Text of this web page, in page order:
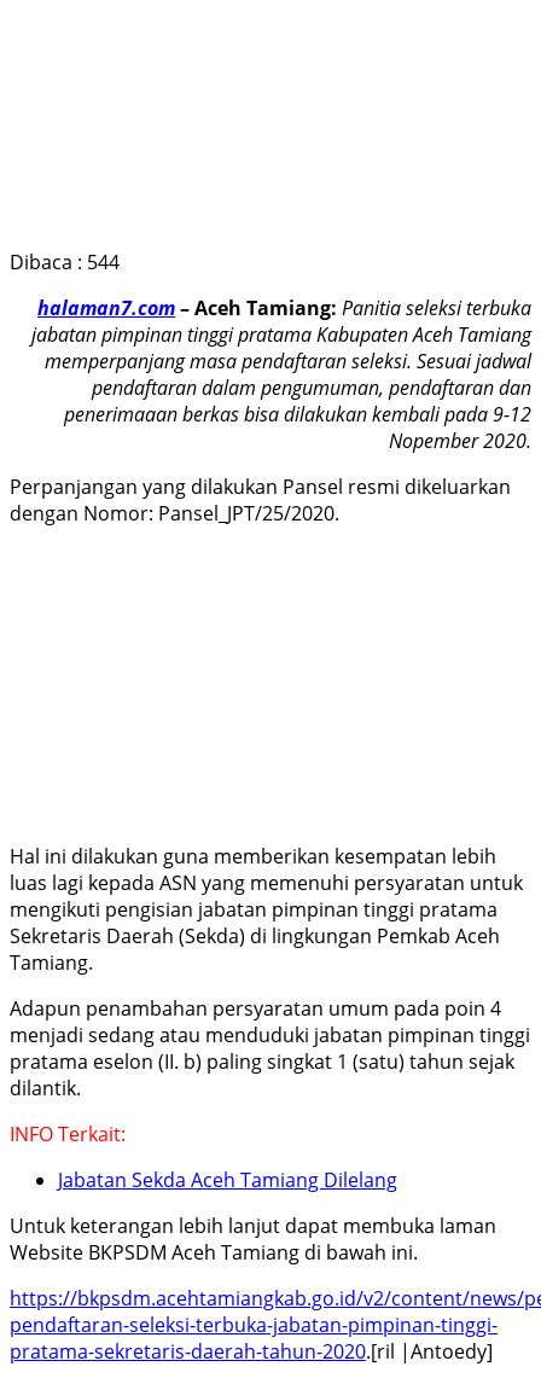
Dibaca : 544
halaman7.com–Aceh Tamiang: Panitia seleksi terbuka
jabatan pimpinan tinggi pratama Kabupaten Aceh Tamiang
memperpanjang masa pendaftaran seleksi. Sesuai jadwal
pendaftaran dalam pengumuman, pendaftaran dan
penerimaaan berkas bisa dilakukan kembali pada 9-12
Nopember 2020.
Perpanjangan yang dilakukan Pansel resmi dikeluarkan
dengan Nomor: Pansel_JPT/25/2020.
Hal ini dilakukan guna memberikan kesempatan lebih
luas lagi kepada ASN yang memenuhi persyaratan untuk
mengikuti pengisian jabatan pimpinan tinggi pratama
Sekretaris Daerah (Sekda) di lingkungan Pemkab Aceh
Tamiang.
Adapun penambahan persyaratan umum pada poin 4
menjadi sedang atau menduduki jabatan pimpinan tinggi
pratama eselon (II. b) paling singkat 1 (satu) tahun sejak
dilantik.
INFO Terkait:
Jabatan Sekda Aceh Tamiang Dilelang
Untuk keterangan lebih lanjut dapat membuka laman
Website BKPSDM Aceh Tamiang di bawah ini.
https://bkpsdm.acehtamiangkab.go.id/v2/content/news/
pendaftaran-seleksi-terbuka-jabatan-pimpinan-tinggi-
pratama-sekretaris-daerah-tahun-2020.[ril |Antoedy]